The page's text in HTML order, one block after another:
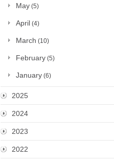
May (5)
April (4)
March (10)
February (5)
January (6)
2025
2024
2023
2022